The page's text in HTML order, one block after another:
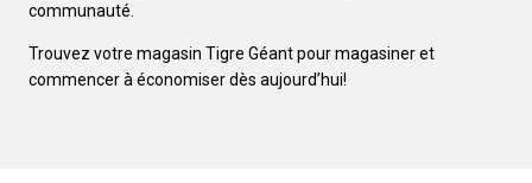
communauté.
Trouvez votre magasin Tigre Géant pour magasiner et
commencer à économiser dès aujourd’hui!